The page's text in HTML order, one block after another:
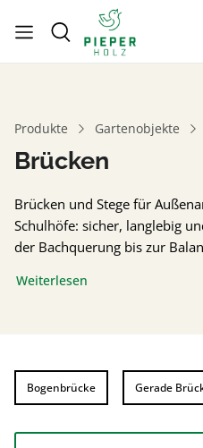
Produkte Gartenobjekte
Brücken
Brücken und Stege für
Schulhöfe: sicher, langlebig
der Bachquerung bis zur
Weiterlesen
Bogenbrücke Gerade